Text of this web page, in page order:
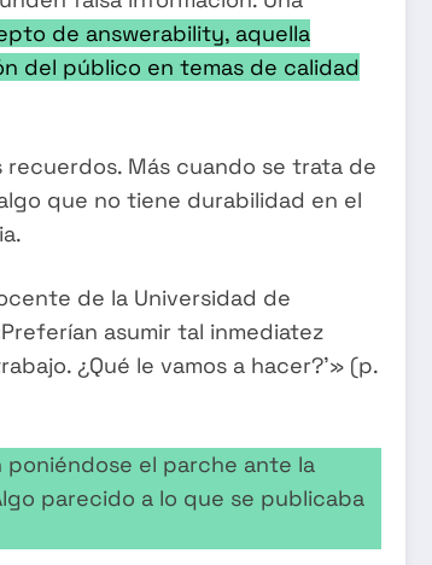
de answerability, aquella
del público en temas de calidad
Más cuando se trata de
que no tiene durabilidad en el
de la Universidad de
asumir tal inmediatez
¿Qué le vamos a hacer?’» (p.
el parche ante la
parecido a lo que se publicaba